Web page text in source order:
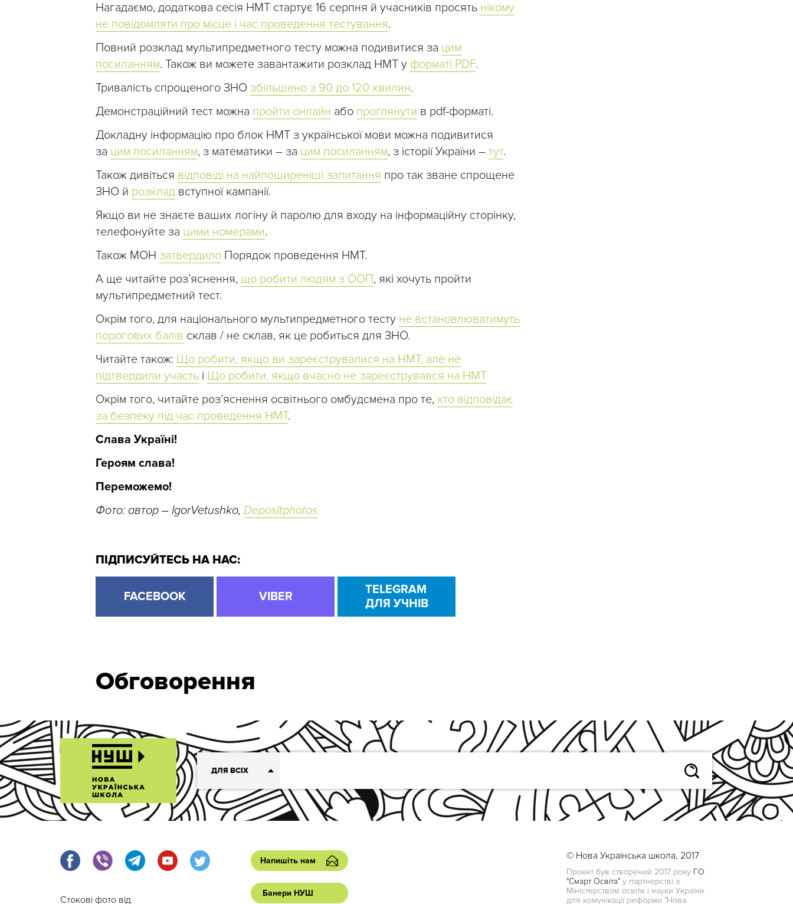
Нагадаємо, додаткова сесія НМТ стартує 16 серпня й учасників просять нікому
не повідомляти про місце і час проведення тестування.
Повний розклад мультипредметного тесту можна подивитися за цим
посиланням. Також ви можете завантажити розклад НМТ у форматі PDF.
Тривалість спрощеного ЗНО збільшено з 90 до 120 хвилин.
Демонстраційний тест можна пройти онлайн або проглянути в pdf-форматі.
Докладну інформацію про блок НМТ з української мови можна подивитися
за цим посиланням, з математики – за цим посиланням, з історії України – тут.
Також дивіться відповіді на найпоширеніші запитання про так зване спрощене
ЗНО й розклад вступної кампанії.
Якщо ви не знаєте ваших логіну й паролю для входу на інформаційну сторінку,
телефонуйте за цими номерами.
Також МОН затвердило Порядок проведення НМТ.
А ще читайте розʼяснення, що робити людям з ООП, які хочуть пройти
мультипредметний тест.
Окрім того, для національного мультипредметного тесту не встановлюватимуть
порогових балів склав / не склав, як це робиться для ЗНО.
Читайте також: Що робити, якщо ви зареєструвалися на НМТ, але не
підтвердили участь і Що робити, якщо вчасно не зареєструвався на НМТ
Окрім того, читайте розʼяснення освітнього омбудсмена про те, хто відповідає
за безпеку під час проведення НМТ.
Слава Україні!
Героям слава!
Переможемо!
Фото: автор – IgorVetushko, Depositphotos
ПІДПИСУЙТЕСЬ НА НАС:
FACEBOOK VIBER
TELEGRAM
ДЛЯ УЧНІВ
Обговорення
ДЛЯ ВСІХ
Стокові фото від
Напишіть нам
Банери НУШ
© Нова Українська школа, 2017
Проект був створений 2017 року ГО
"Смарт Освіта" у партнерстві з
Міністерством освіти і науки України
для комунікації реформи "Нова